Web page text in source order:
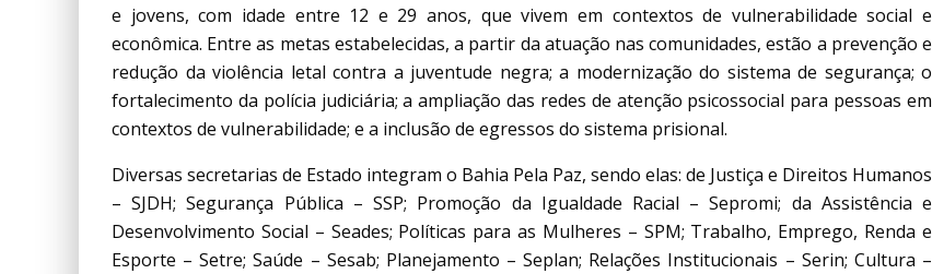
e jovens, com idade entre 12 e 29 anos, que vivem em contextos de vulnerabilidade social e
econômica. Entre as metas estabelecidas, a partir da atuação nas comunidades, estão a prevenção e
redução da violência letal contra a juventude negra; a modernização do sistema de segurança; o
fortalecimento da polícia judiciária; a ampliação das redes de atenção psicossocial para pessoas em
contextos de vulnerabilidade; e a inclusão de egressos do sistema prisional.
Diversas secretarias de Estado integram o Bahia Pela Paz, sendo elas: de Justiça e Direitos Humanos
– SJDH; Segurança Pública – SSP; Promoção da Igualdade Racial – Sepromi; da Assistência e
Desenvolvimento Social – Seades; Políticas para as Mulheres – SPM; Trabalho, Emprego, Renda e
Esporte – Setre; Saúde – Sesab; Planejamento – Seplan; Relações Institucionais – Serin; Cultura –